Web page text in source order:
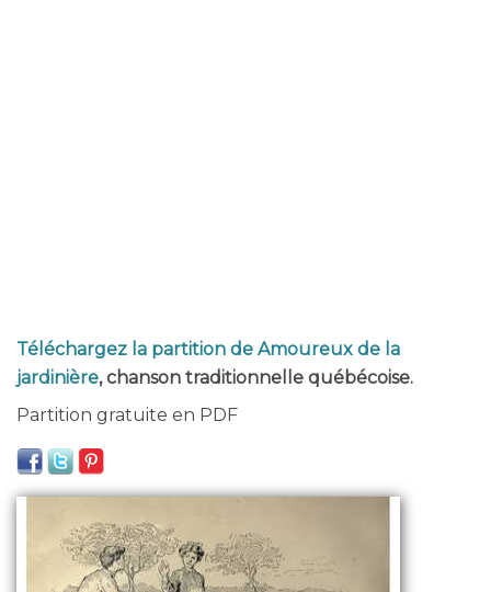
Téléchargez la partition de Amoureux de la
jardinière, chanson traditionnelle québécoise.
Partition gratuite en PDF